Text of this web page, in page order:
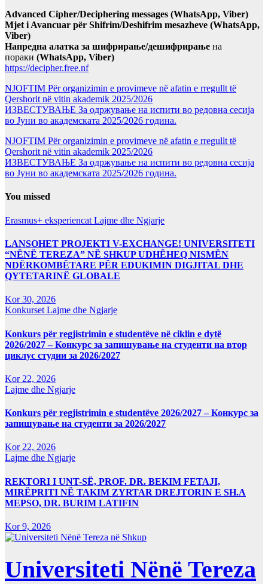
Advanced Cipher/Deciphering messages (WhatsApp, Viber)
Mjet i Avancuar për Shifrim/Deshifrim mesazheve (WhatsApp,
Viber)
Напредна алатка за шифрирање/дешифрирање на
пораки (WhatsApp, Viber)
https://decipher.free.nf
NJOFTIM Për organizimin e provimeve në afatin e rregullt të
Qershorit në vitin akademik 2025/2026
ИЗВЕСТУВАЊЕ За одржување на испити во редовна сесија
во Јуни во академската 2025/2026 година.
NJOFTIM Për organizimin e provimeve në afatin e rregullt të
Qershorit në vitin akademik 2025/2026
ИЗВЕСТУВАЊЕ За одржување на испити во редовна сесија
во Јуни во академската 2025/2026 година.
You missed
Erasmus+ eksperiencat Lajme dhe Ngjarje
LANSOHET PROJEKTI V-EXCHANGE! UNIVERSITETI
“NËNË TEREZA” NË SHKUP UDHËHEQ NISMËN
NDËRKOMBËTARE PËR EDUKIMIN DIGJITAL DHE
QYTETARINË GLOBALE
Kor 30, 2026
Konkurset Lajme dhe Ngjarje
Konkurs për regjistrimin e studentëve në ciklin e dytë
2026/2027 – Конкурс за запишување на студенти на втор
циклус студии за 2026/2027
Kor 22, 2026
Lajme dhe Ngjarje
Konkurs për regjistrimin e studentëve 2026/2027 – Конкурс за
запишување на студенти за 2026/2027
Kor 22, 2026
Lajme dhe Ngjarje
REKTORI I UNT-SË, PROF. DR. BEKIM FETAJI,
MIRËPRITI NË TAKIM ZYRTAR DREJTORIN E SH.A
MEPSO, DR. BURIM LATIFIN
Kor 9, 2026
Universiteti Nënë Tereza